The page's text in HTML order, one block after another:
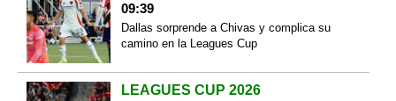
09:39
Dallas sorprende a Chivas y complica su
camino en la Leagues Cup
LEAGUES CUP 2026